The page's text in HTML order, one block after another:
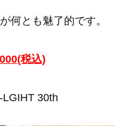
何とも魅了的です。
税込)
30th